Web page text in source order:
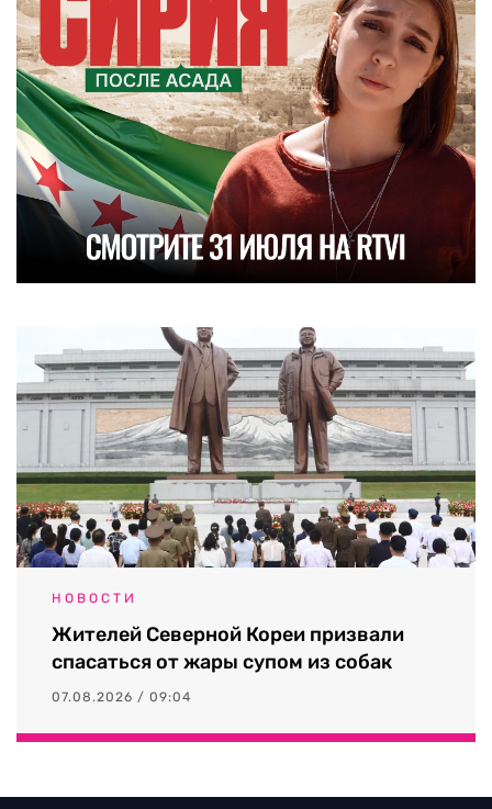
НОВОСТИ
Жителей Северной Кореи призвали
спасаться от жары супом из собак
07.08.2026 / 09:04